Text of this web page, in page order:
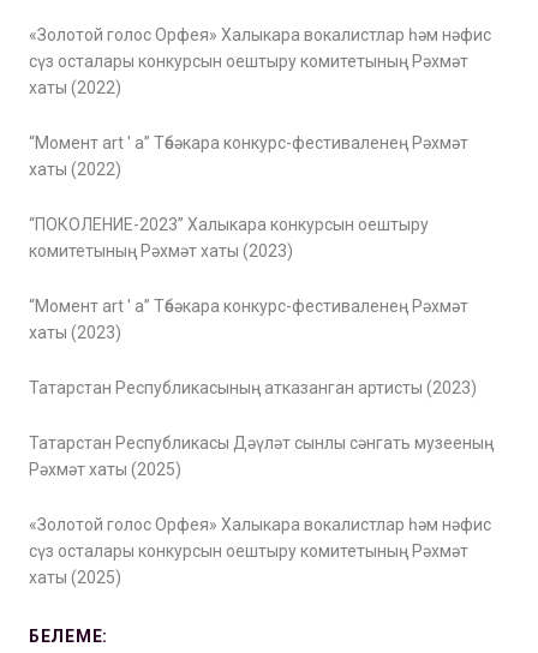
«Золотой голос Орфея» Халыкара вокалистлар һәм нәфис
сүз осталары конкурсын оештыру комитетының Рәхмәт
хаты (2022)
“Момент art ' a” Төбәкара конкурс-фестиваленең Рәхмәт
хаты (2022)
“ПОКОЛЕНИЕ-2023” Халыкара конкурсын оештыру
комитетының Рәхмәт хаты (2023)
“Момент art ' a” Төбәкара конкурс-фестиваленең Рәхмәт
хаты (2023)
Татарстан Республикасының атказанган артисты (2023)
Татарстан Республикасы Дәүләт сынлы сәнгать музееның
Рәхмәт хаты (2025)
«Золотой голос Орфея» Халыкара вокалистлар һәм нәфис
сүз осталары конкурсын оештыру комитетының Рәхмәт
хаты (2025)
БЕЛЕМЕ: